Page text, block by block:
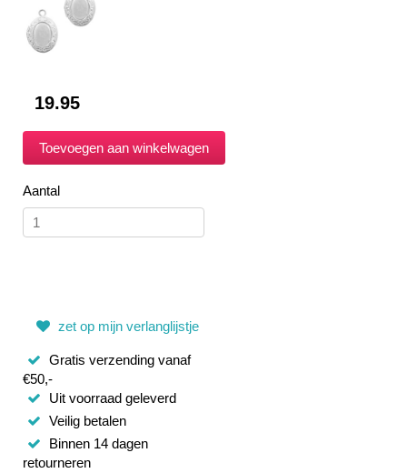
19.95
Aantal
zet op mijn verlanglijstje
Gratis verzending vanaf
€50,-
Uit voorraad geleverd
Veilig betalen
Binnen 14 dagen
retourneren